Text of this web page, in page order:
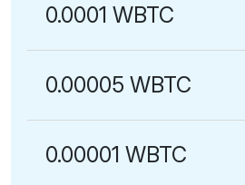
0.0001 WBTC
0.00005 WBTC
0.00001 WBTC